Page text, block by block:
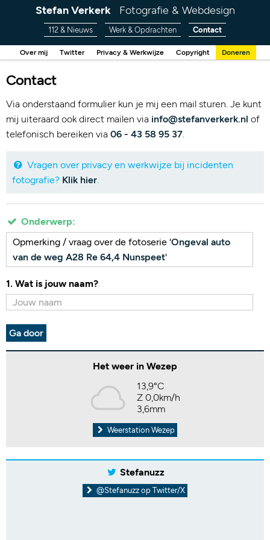
Stefan Verkerk Fotografie & Webdesign
112 & Nieuws Werk & Opdrachten Contact
Over mij Twitter Privacy & Werkwijze Copyright Doneren
Contact
Via onderstaand formulier kun je mij een mail sturen. Je kunt
mij uiteraard ook direct mailen via info@stefanverkerk.nl of
telefonisch bereiken via 06 - 43 58 95 37.
Vragen over privacy en werkwijze bij incidenten
fotografie? Klik hier.
Onderwerp:
Opmerking / vraag over de fotoserie 'Ongeval auto
van de weg A28 Re 64,4 Nunspeet'
1. Wat is jouw naam?
Ga door
Het weer in Wezep
13,9°C
Z 0,0km/h
3,6mm
Weerstation Wezep
Stefanuzz
@Stefanuzz op Twitter/X